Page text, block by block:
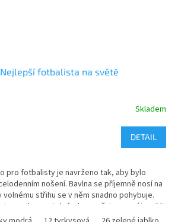
fotbalista na světě
Skladem
DETAIL
pro fotbalisty je navrženo tak, aby bylo
nošení. Bavlna se příjemně nosí na
střihu se v něm snadno pohybuje.
je snadno pratelné, doporučuje se prát na 30
barvy a potisk. Materiál se po vyprání